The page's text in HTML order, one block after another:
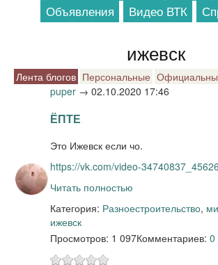
Объявления
Видео ВТК
ижевск
Лента блогов Персональные
puper → 02.10.2020 17:46
ЁПТЕ
Это Ижевск если чо.
https://vk.com/video-
Читать полностью
Категория: Разноестроительство,
ижевск
Просмотров: 1 097Комментариев: 0